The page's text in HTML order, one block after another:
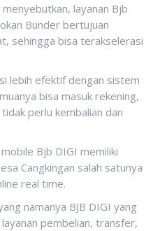
layanan Bjb
Bunder bertujuan
sehingga bisa terakselerasi
lebih efektif dengan sistem
bisa masuk rekening,
perlu kembalian dan
Bjb DIGI memiliki
Cangkingan salah satunya
real time.
namanya BJB DIGI yang
pembelian, transfer,